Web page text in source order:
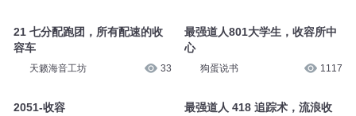
21 七分配跑团，所有配速的收
容车
天籁海音工坊 33
2051-收容
最强道人801大学生，收容所中
心
狗蛋说书 1117
最强道人 418 追踪术，流浪收